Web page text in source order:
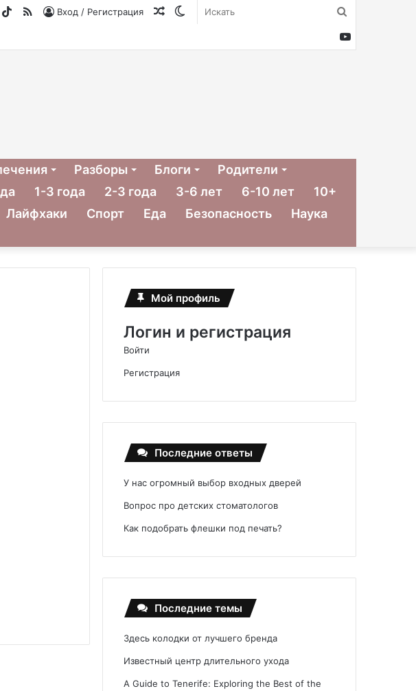
Switch
Случайная
Вход / Регистрация
RSS
TikTok
YouTube
Разборы Блоги
Родители
1-3 года 2-3 года 3-6 лет 6-10 лет
10+
Лайфхаки Спорт Еда Безопасность
Наука
Мой профиль
Логин и регистрация
Войти
Регистрация
Последние ответы
У нас огромный выбор входных дверей
Вопрос про детских стоматологов
Как подобрать флешки под печать?
Последние темы
Здесь колодки от лучшего бренда
Известный центр длительного ухода
A Guide to Tenerife: Exploring the Best of the